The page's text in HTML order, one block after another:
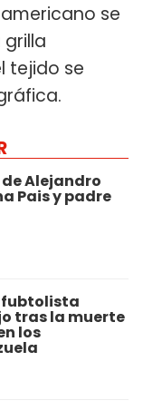
se
tejido se
Alejandro
Pais y padre
fubtolista
tras la muerte
los